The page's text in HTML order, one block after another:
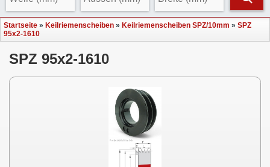
Startseite » Keilriemenscheiben » Keilriemenscheiben SPZ/10mm » SPZ
95x2-1610
SPZ 95x2-1610